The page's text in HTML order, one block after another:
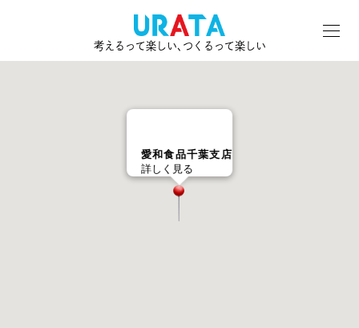
考えるって楽しい､つくるって楽しい
愛和食品千葉支店
詳しく見る